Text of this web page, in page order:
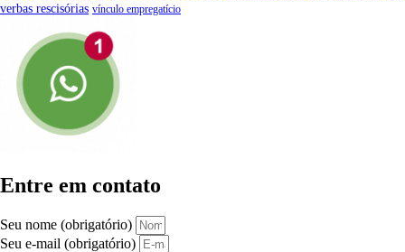
verbas rescisórias vínculo empregatício
Entre em contato
Seu nome (obrigatório)
Seu e-mail (obrigatório)